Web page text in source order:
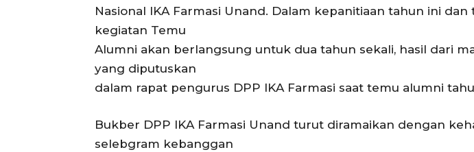
Nasional IKA Farmasi Unand. Dalam kepanitiaan tahun ini dan
kegiatan Temu
Alumni akan berlangsung untuk dua tahun sekali, hasil dari
yang diputuskan
dalam rapat pengurus DPP IKA Farmasi saat temu alumni
Bukber DPP IKA Farmasi Unand turut diramaikan dengan
selebgram kebanggan